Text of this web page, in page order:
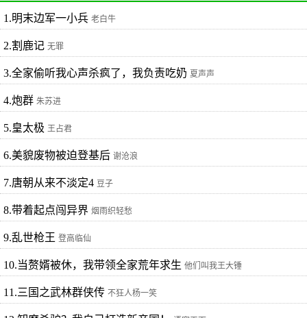
1.明末边军一小兵 老白牛
2.割鹿记 无罪
3.全家偷听我心声杀疯了，我负责吃奶 夏声声
4.炮群 朱苏进
5.皇太极 王占君
6.美貌废物被迫登基后 谢沧浪
7.唐朝从来不淡定4 豆子
8.带着起点闯异界 烟雨织轻愁
9.乱世枪王 登高临仙
10.当赘婿被休，我带领全家荒年求生 他们叫我王大锤
11.三国之武林群侠传 不狂人杨一笑